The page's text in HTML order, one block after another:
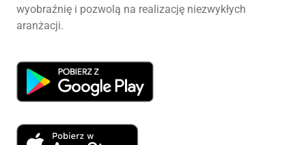
wyobraźnię i pozwolą na realizację niezwykłych
aranżacji.